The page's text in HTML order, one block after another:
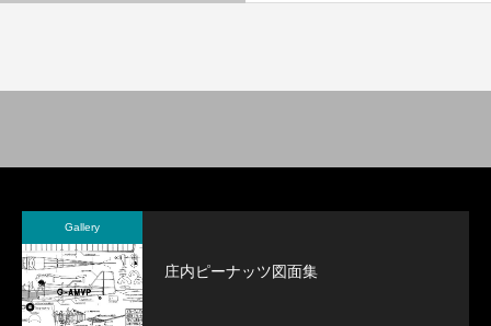
Gallery
庄内ピーナッツ図面集